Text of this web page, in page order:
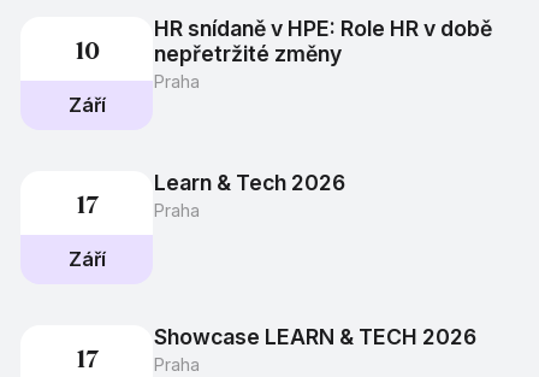
10
září
HR snídaně v HPE: Role HR v době
nepřetržité změny
Praha
17
září
Learn & Tech 2026
Praha
17
Showcase LEARN & TECH 2026
Praha